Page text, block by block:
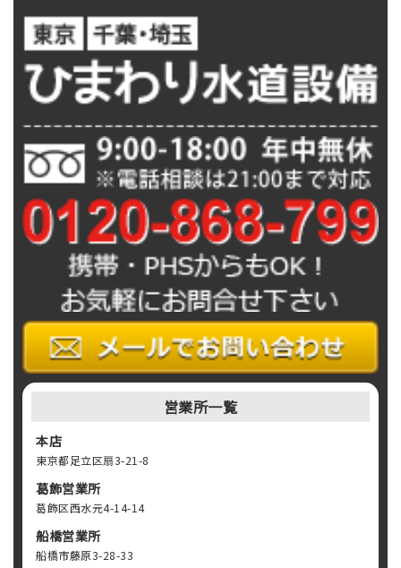
営業所一覧
本店
東京都足立区扇3-21-8
葛飾営業所
葛飾区西水元4-14-14
船橋営業所
船橋市藤原3-28-33